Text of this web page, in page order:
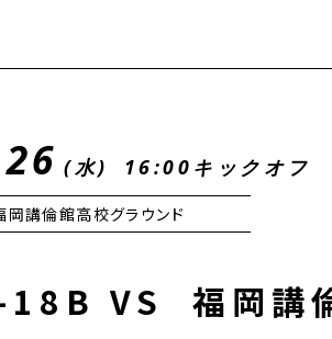
(水) 16:00キックオフ
岡講倫館高校グラウンド
18B VS 福岡講